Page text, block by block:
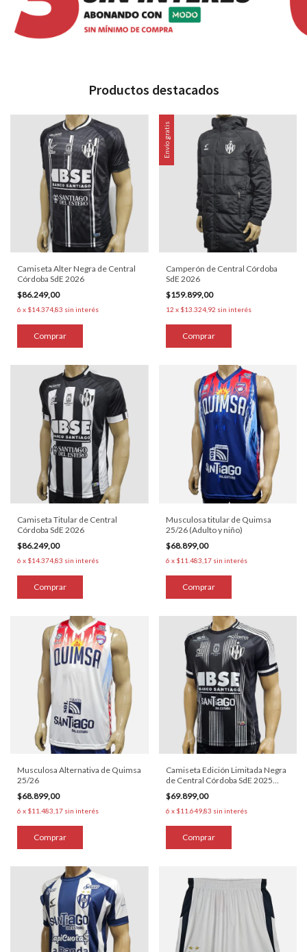
Productos destacados
Camiseta Alter Negra de Central
Córdoba SdE 2026
$86.249,00
6 x $14.374,83 sin interés
Comprar
Envío gratis
Camperón de Central Córdoba
SdE 2026
$159.899,00
12 x $13.324,92 sin interés
Comprar
Camiseta Titular de Central
Córdoba SdE 2026
$86.249,00
6 x $14.374,83 sin interés
Comprar
Musculosa titular de Quimsa
25/26 (Adulto y niño)
$68.899,00
6 x $11.483,17 sin interés
Comprar
Musculosa Alternativa de Quimsa
25/26
$68.899,00
6 x $11.483,17 sin interés
Comprar
Camiseta Edición Limitada Negra
de Central Córdoba SdE 2025
(Adulto y niño)
$69.899,00
6 x $11.649,83 sin interés
Comprar